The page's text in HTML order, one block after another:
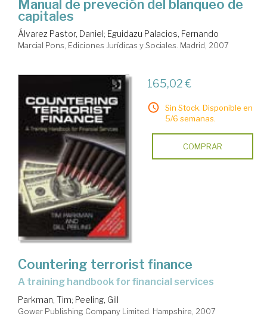
Manual de preveción del blanqueo de
capitales
Álvarez Pastor, Daniel; Eguidazu Palacios, Fernando
Marcial Pons, Ediciones Jurídicas y Sociales. Madrid, 2007
165,02 €
Sin Stock. Disponible en
5/6 semanas.
COMPRAR
Countering terrorist finance
a training handbook for financial services
Parkman, Tim; Peeling, Gill
Gower Publishing Company Limited. Hampshire, 2007